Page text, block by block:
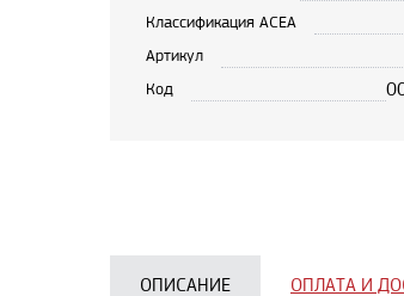
Классификация ACEA
Артикул
Код
ОПИСАНИЕ ОПЛАТА И